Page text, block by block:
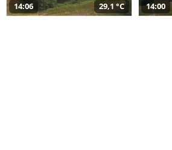
14:06 29,1 °C 14:00